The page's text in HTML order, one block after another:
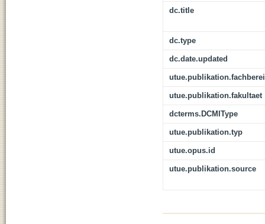
dc.title
dc.type
dc.date.updated
utue.publikation.fakultaet
dcterms.DCMIType
utue.publikation.typ
utue.opus.id
utue.publikation.source